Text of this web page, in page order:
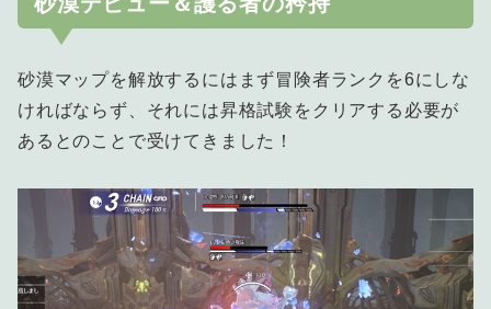
砂漠マップを解放するにはまず冒険者ランクを6にしな
ければならず、それには昇格試験をクリアする必要が
あるとのことで受けてきました！